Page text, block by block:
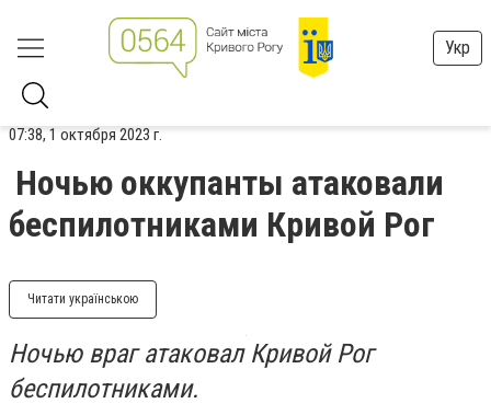
Укр
07:38, 1 октября 2023 г.
Ночью оккупанты атаковали
беспилотниками Кривой Рог
Читати українською
Ночью враг атаковал Кривой Рог
беспилотниками.